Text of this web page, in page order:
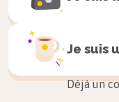
Les forêts
convoités
déforestation
Je suis
Déjà un